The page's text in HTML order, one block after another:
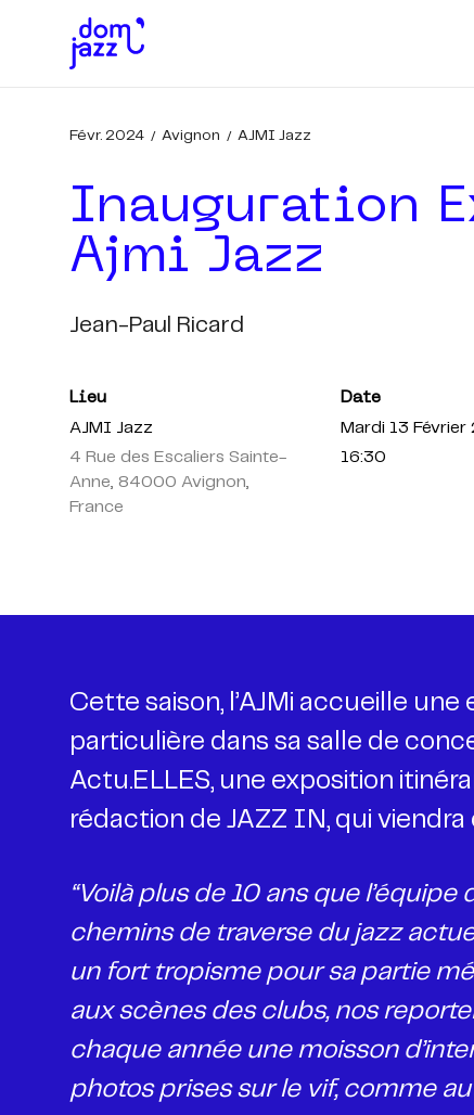
Févr. 2024 Avignon AJMI Jazz
Inauguration
Ajmi Jazz
Jean-Paul Ricard
Lieu
AJMI Jazz
4 Rue des Escaliers Sainte-
Anne, 84000 Avignon,
France
Date
Mardi 13 Février
16:30
Cette saison, l’AJMi accueille
particulière dans sa salle de
Actu.ELLES, une exposition
rédaction de JAZZ IN, qui viendra
“Voilà plus de 10 ans que
chemins de traverse du jazz
un fort tropisme pour sa partie
aux scènes des clubs, nos
chaque année une moisson
photos prises sur le vif, comme